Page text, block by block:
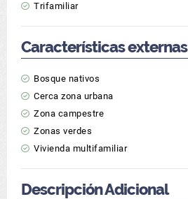
Trifamiliar
Características externas
Bosque nativos
Cerca zona urbana
Zona campestre
Zonas verdes
Vivienda multifamiliar
Descripción Adicional